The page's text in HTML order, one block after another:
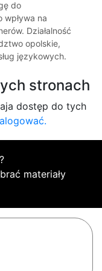
do
na
Działalność
opolskie,
językowych.
stronach
dostęp do tych
?
materiały